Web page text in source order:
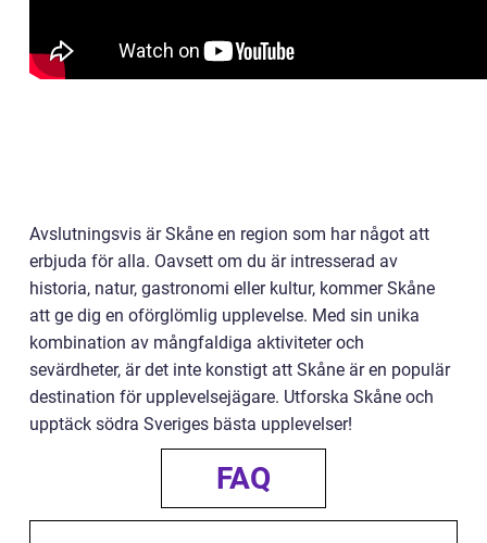
Avslutningsvis är Skåne en region som har något att
erbjuda för alla. Oavsett om du är intresserad av
historia, natur, gastronomi eller kultur, kommer Skåne
att ge dig en oförglömlig upplevelse. Med sin unika
kombination av mångfaldiga aktiviteter och
sevärdheter, är det inte konstigt att Skåne är en populär
destination för upplevelsejägare. Utforska Skåne och
upptäck södra Sveriges bästa upplevelser!
FAQ